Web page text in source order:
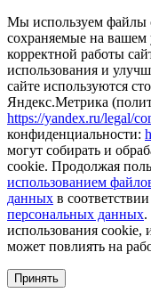
Мы используем файлы
сохраняемые на вашем
корректной работы
использования и
сайте используются
Яндекс.Метрика
https://yandex.ru/legal/
конфиденциальности:
могут собирать и
cookie. Продолжая
использованием
данных в
персональных данных.
использования cookie,
может повлиять на
Принять